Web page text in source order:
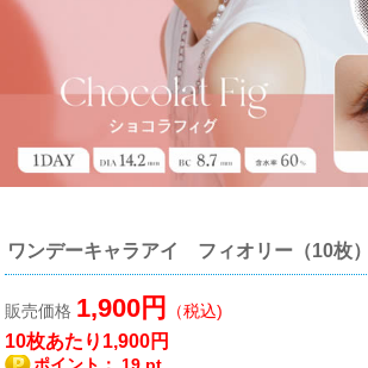
ワンデーキャラアイ フィオリー（10枚
販売価格 1,900円 （税込)
10枚あたり1,900円
ポイント： 19 pt